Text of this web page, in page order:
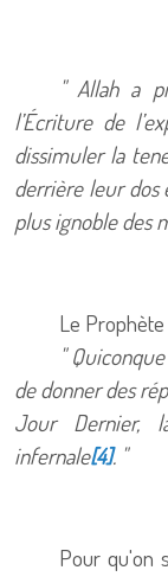
" Allah a
l’Écriture de
dissimuler la
derrière leur dos
plus ignoble des
Le
"
de donner des
Jour Dernier,
infernale[4]. "
Pour qu'on